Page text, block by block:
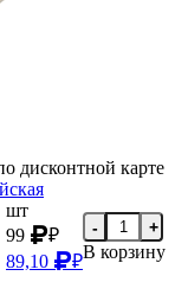
дисконтной карте
шт
99
₽
89,10
₽
- +
В корзину